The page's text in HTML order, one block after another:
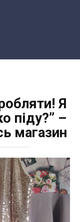
Я
піду?” –
магазин